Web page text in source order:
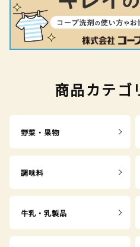
商品カテゴ
野菜・果物
調味料
牛乳・乳製品